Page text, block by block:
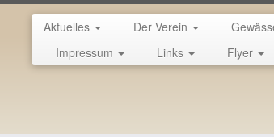
Aktuelles Der Verein
Impressum
Links Flyer